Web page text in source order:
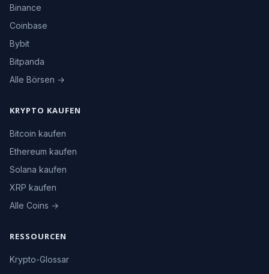
Binance
Coinbase
Bybit
Bitpanda
Alle Börsen →
KRYPTO KAUFEN
Bitcoin kaufen
Ethereum kaufen
Solana kaufen
XRP kaufen
Alle Coins →
RESSOURCEN
Krypto-Glossar